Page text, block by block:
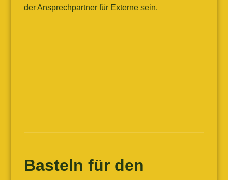
der Ansprechpartner für Externe sein.
Basteln für den